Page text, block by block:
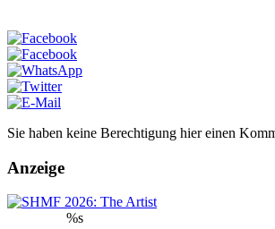
Sie haben keine Berechtigung hier einen
Anzeige
%s